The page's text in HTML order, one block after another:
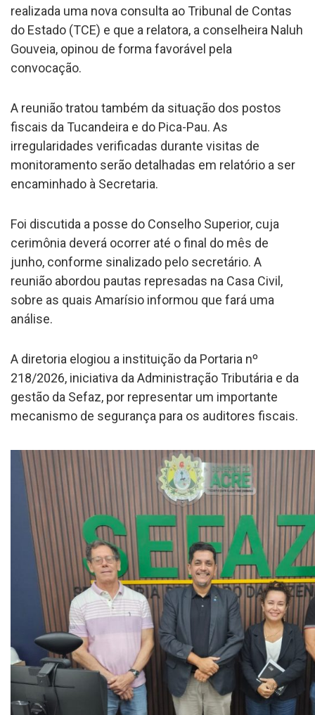
realizada uma nova consulta ao Tribunal de Contas
do Estado (TCE) e que a relatora, a conselheira Naluh
Gouveia, opinou de forma favorável pela
convocação.
A reunião tratou também da situação dos postos
fiscais da Tucandeira e do Pica-Pau. As
irregularidades verificadas durante visitas de
monitoramento serão detalhadas em relatório a ser
encaminhado à Secretaria.
Foi discutida a posse do Conselho Superior, cuja
cerimônia deverá ocorrer até o final do mês de
junho, conforme sinalizado pelo secretário. A
reunião abordou pautas represadas na Casa Civil,
sobre as quais Amarísio informou que fará uma
análise.
A diretoria elogiou a instituição da Portaria nº
218/2026, iniciativa da Administração Tributária e da
gestão da Sefaz, por representar um importante
mecanismo de segurança para os auditores fiscais.